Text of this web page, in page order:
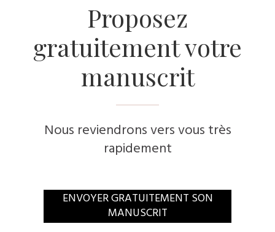
​Proposez
gratuitement votre
manuscrit
Nous reviendrons vers vous très
rapidement
​ENVOYER GRATUITEMENT SON
MANUSCRIT